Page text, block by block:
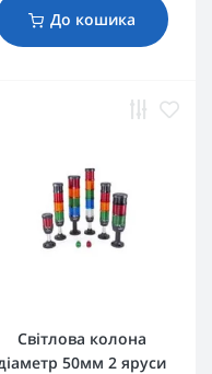
До кошика
Світлова колона
50мм 2 яруси